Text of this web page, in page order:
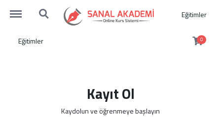
http://sanalakademi.demobul.com.tr/menu
http://sanalakademi.demobul.com.tr/search Eğitimler
Eğitimler 0
Kayıt Ol
Kaydolun ve öğrenmeye başlayın